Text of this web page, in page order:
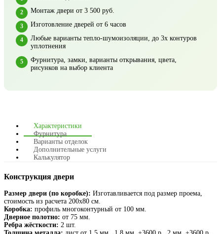
Монтаж двери от 3 500 руб.
Изготовление дверей от 6 часов
Любые варианты тепло-шумоизоляции, до 3х контуров
уплотнения
Фурнитура, замки, варианты открывания, цвета,
рисунков на выбор клиента
Характеристики
Фурнитура
Варианты отделок
Дополнительные услуги
Калькулятор
Конструкция двери
Размер двери (по коробке): Изготавливается под размер проема,
стоимость из расчета 200х80 см.
Коробка: профиль многоконтурный от 100 мм.
Дверное полотно: от 75 мм.
Ребра жёсткости: 2 шт.